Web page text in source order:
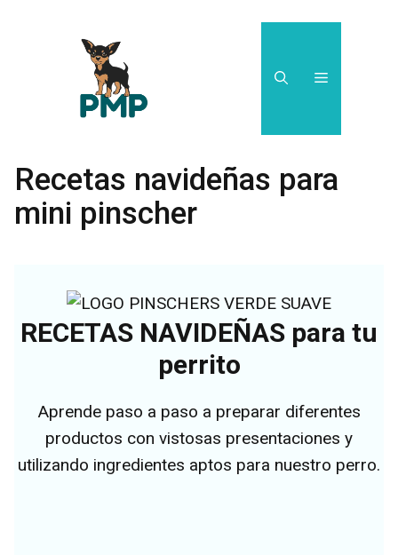
Menú
Recetas navideñas para
mini pinscher
RECETAS NAVIDEÑAS para tu
perrito
Aprende paso a paso a preparar diferentes
productos con vistosas presentaciones y
utilizando ingredientes aptos para nuestro perro.